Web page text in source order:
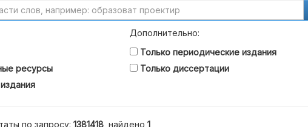
ресурсы
Дополнительно:
Только периодические издания
Только диссертации
по запросу: 1381418 , найдено 1